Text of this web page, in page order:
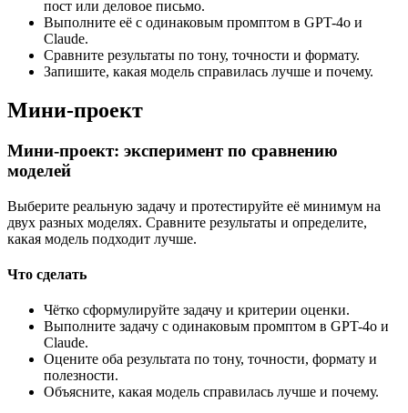
пост или деловое письмо.
Выполните её с одинаковым промптом в GPT-4o и
Claude.
Сравните результаты по тону, точности и формату.
Запишите, какая модель справилась лучше и почему.
Мини-проект
Мини-проект: эксперимент по сравнению
моделей
Выберите реальную задачу и протестируйте её минимум на
двух разных моделях. Сравните результаты и определите,
какая модель подходит лучше.
Что сделать
Чётко сформулируйте задачу и критерии оценки.
Выполните задачу с одинаковым промптом в GPT-4o и
Claude.
Оцените оба результата по тону, точности, формату и
полезности.
Объясните, какая модель справилась лучше и почему.